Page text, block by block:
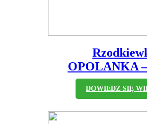
OPOLANKA
DOWIEDZ SIĘ